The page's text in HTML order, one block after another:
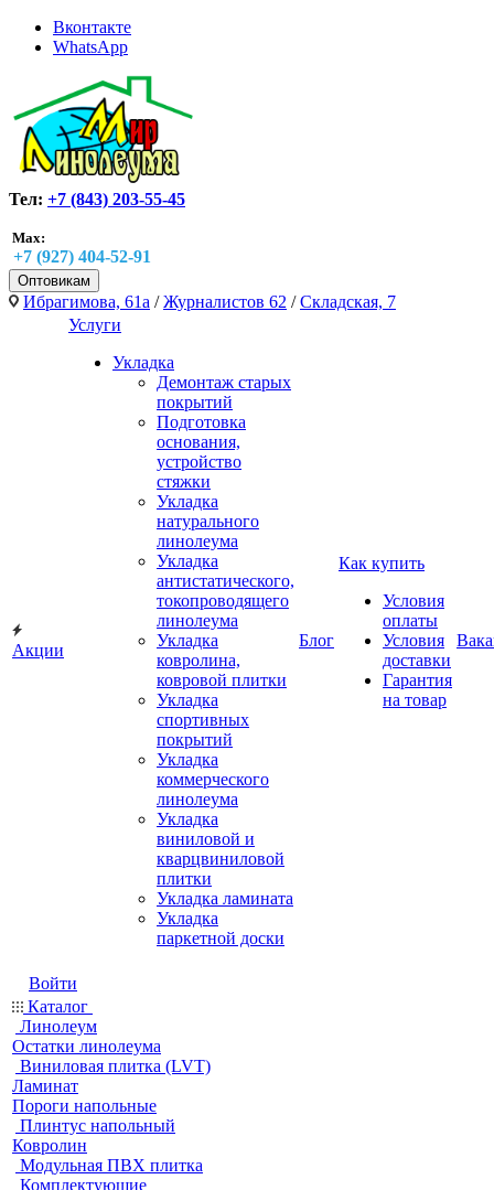
Вконтакте
WhatsApp
Тел: +7 (843) 203-55-45
Max:
+7 (927) 404-52-91
Оптовикам
Ибрагимова, 61а /Журналистов 62 /Складская, 7
Акции
Услуги
Укладка
Демонтаж старых
покрытий
Подготовка
основания,
устройство
стяжки
Укладка
натурального
линолеума
Укладка
антистатического,
токопроводящего
линолеума
Укладка
ковролина,
ковровой плитки
Укладка
спортивных
покрытий
Укладка
коммерческого
линолеума
Укладка
виниловой и
кварцвиниловой
плитки
Укладка ламината
Укладка
паркетной доски
Блог
Как купить
Условия
оплаты
Условия
доставки
Гарантия
на товар
Войти
Каталог
Линолеум
Остатки линолеума
Виниловая плитка (LVT)
Ламинат
Пороги напольные
Плинтус напольный
Ковролин
Модульная ПВХ плитка
Комплектующие